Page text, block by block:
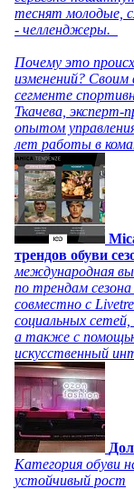
теснят молодые,
- челленджеры.
Почему это
изменений? Своим
сегменте
Ткачева,
опытом
лет работы в
трендов обуви
международная
по трендам
совместно с
социальных
а также с
искусственный
Категория обуви
устойчивый рост